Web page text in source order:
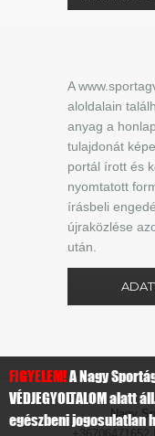
A
aloldalain
anyag a
tulajdonát
portál írott és
nyomtatott
írásbeli
újraközlése
után.
Nagy
FIGYELEM!A Nagy
VÉDJEGYOLTALOM
egészbeni jogosulatlan